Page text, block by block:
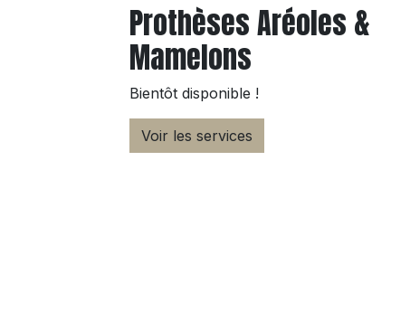
Prothèses Aréoles &
Mamelons
Bientôt disponible !
Voir les services